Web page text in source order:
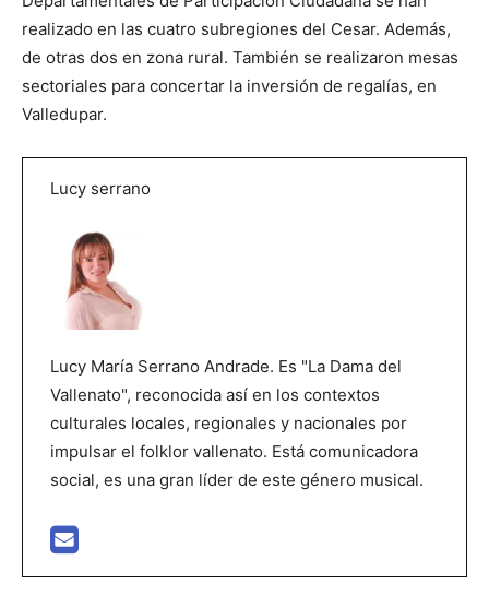
realizado en las cuatro subregiones del Cesar. Además,
de otras dos en zona rural. También se realizaron mesas
sectoriales para concertar la inversión de regalías, en
Valledupar.
Lucy serrano
Lucy María Serrano Andrade. Es "La Dama del
Vallenato", reconocida así en los contextos
culturales locales, regionales y nacionales por
impulsar el folklor vallenato. Está comunicadora
social, es una gran líder de este género musical.